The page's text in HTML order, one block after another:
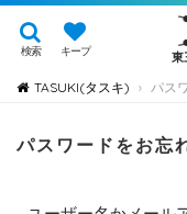
検索 キープ 東
TASUKI(タスキ) › パス
パスワードをお忘